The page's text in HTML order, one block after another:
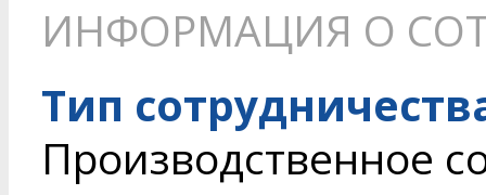
ИНФОРМАЦИЯ О
Тип
Производственное